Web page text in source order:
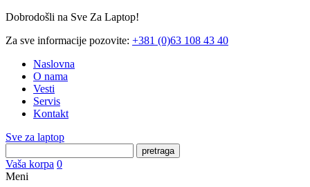
Dobrodošli na Sve Za Laptop!
Za sve informacije pozovite: +381 (0)63 108 43 40
Naslovna
O nama
Vesti
Servis
Kontakt
Sve za laptop
pretraga
Vaša korpa 0
Meni